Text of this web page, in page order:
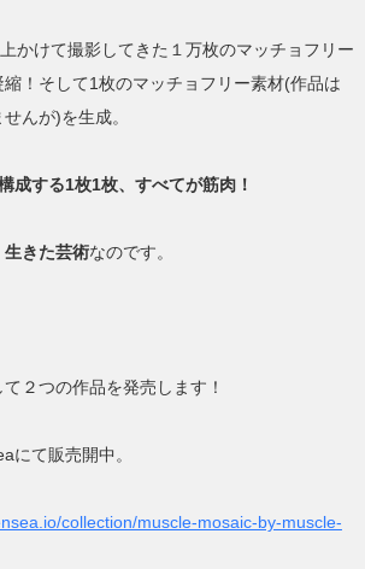
かけて撮影してきた１万枚のマッチョフリー
！そして1枚のマッチョフリー素材(作品は
んが)を生成。
成する1枚1枚、すべてが筋肉！
生きた芸術なのです。
２つの作品を発売します！
にて販売開中。
collection/muscle-mosaic-by-muscle-